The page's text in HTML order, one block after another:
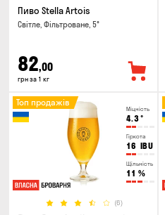
Пиво Stella Artois
Світле, Фільтроване, 5°
82,00
грн за 1 кг
Міцність
4.3°
Гіркота
16 IBU
Щільність
11 %
(6)
Топ продажів